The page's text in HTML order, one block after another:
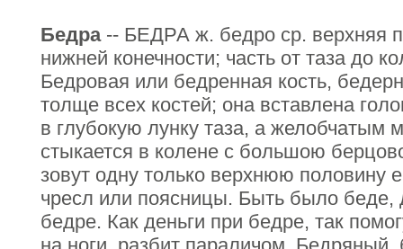
Бедра-- БЕДРА ж. бедро ср. верхняя
нижней конечности; часть от таза до
Бедровая или бедренная кость,
толще всех костей; она вставлена
в глубокую лунку таза, а желобчатым
стыкается в колене с большою
зовут одну только верхнюю половину
чресл или поясницы. Быть было беде,
бедре. Как деньги при бедре, так